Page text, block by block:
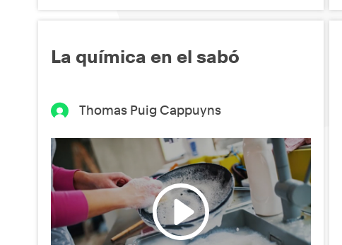
La química en el sabó
Thomas Puig Cappuyns